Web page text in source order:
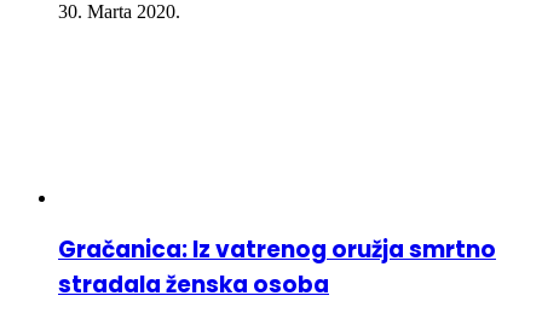
30. Marta 2020.
Gračanica: Iz vatrenog oružja smrtno
stradala ženska osoba